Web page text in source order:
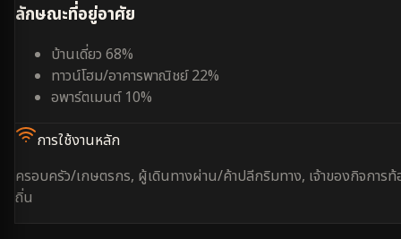
ลักษณะที่อยู่อาศัย
บ้านเดี่ยว 68%
ทาวน์โฮม/อาคารพาณิชย์ 22%
อพาร์ตเมนต์ 10%
การใช้งานหลัก
ครอบครัว/เกษตรกร, ผู้เดินทางผ่าน/ค้าปลีกริมทาง, เจ้าของกิจการท้
ถิ่น